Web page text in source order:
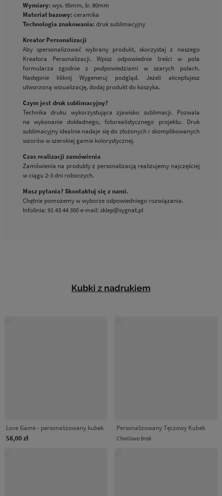
Wymiary: wys. 95mm, śr. 80mm
Materiał bazowy: ceramika
Technologia znakowania: druk sublimacyjny
Kreator Personalizacji
Aby spersonalizować wybrany produkt, skorzystaj z naszego
Kreatora Personalizacji. Wpisz odpowiednie treści w pola
formularza zgodnie z podpowiedziami w szarych polach.
Następnie kliknij Wygeneruj podgląd. Jeżeli akceptujesz
utworzoną wizualizację, dodaj produkt do koszyka.
Czym jest druk sublimacyjny?
Technika druku wykorzystująca zjawisko sublimacji. Pozwala
na wykonanie dokładnego, fotorealistycznego projektu. Druk
sublimacyjny idealnie nadaje się do złożonych i skomplikowanych
wzorów w szerokiej gamie kolorystycznej.
Czas realizacji zamówienia
Zamówienia na produkty z personalizacją realizujemy najczęściej
w ciągu 2-3 dni roboczych.
Masz pytania? Skontaktuj się z nami.
Chętnie pomożemy w wyborze odpowiedniego rozwiązania.
Infolinia: 91 43 44 350 e-mail: sklep@sygnat.pl
Kubki z nadrukiem
Love Game - personalizowany kubek
58,00 zł
Personalizowany Tęczowy Kubek
Chwilowo brak